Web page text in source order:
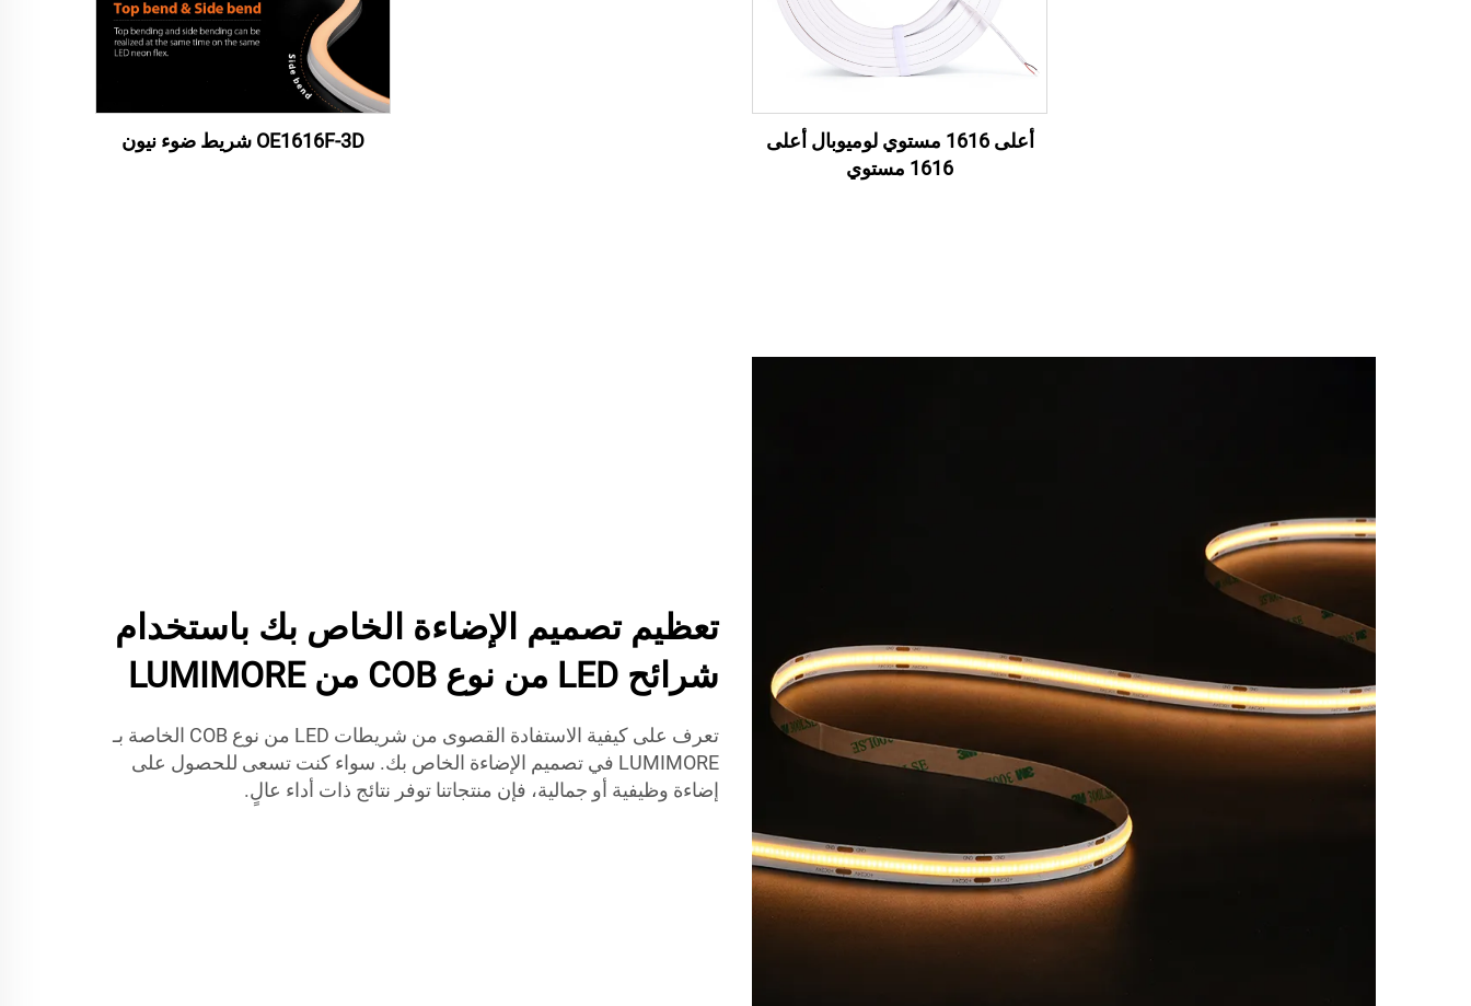
أعلى 1616 مستوي لوميوبال أعلى
1616 مستوي
OE1616F-3D شريط ضوء نيون
تعظيم تصميم الإضاءة الخاص بك باستخدام
شرائح LED من نوع COB من LUMIMORE
تعرف على كيفية الاستفادة القصوى من شريطات LED من نوع COB الخاصة بـ
LUMIMORE في تصميم الإضاءة الخاص بك. سواء كنت تسعى للحصول على
إضاءة وظيفية أو جمالية، فإن منتجاتنا توفر نتائج ذات أداء عالٍ.